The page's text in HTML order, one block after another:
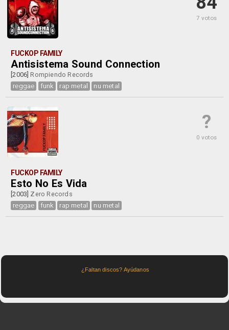
7 votos
FUCKOP FAMILY
Antisistema Sound Connection
[2006] Rompiendo Records
reggae
funk rap metal nu metal
?
0 votos
FUCKOP FAMILY
Esto No Es Vida
[2003] Zero Records
reggae
funk rap metal nu metal
¿Faltan discos? Ayúdanos